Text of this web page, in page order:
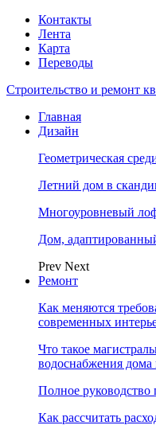
Контакты
Лента
Карта
Переводы
Строительство и ремонт
Главная
Дизайн
Геометрическая
Летний дом в
Многоуровневый
Дом,
Prev Next
Ремонт
Как меняются
современных
Что такое
водоснабжения
Полное
Как рассчитать